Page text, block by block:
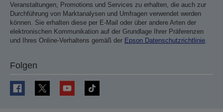
Veranstaltungen, Promotions und Services zu erhalten, die auch zur
Durchführung von Marktanalysen und Umfragen verwendet werden
können. Sie erhalten diese per E-Mail oder über andere Arten der
elektronischen Kommunikation auf der Grundlage Ihrer Präferenzen
und Ihres Online-Verhaltens gemäß der Epson Datenschutzrichtlinie
Folgen